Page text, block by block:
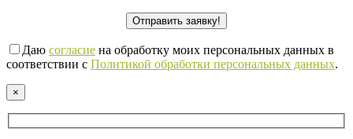
Даю согласие на обработку моих персональных данных в
соответствии с Политикой обработки персональных данных.
×